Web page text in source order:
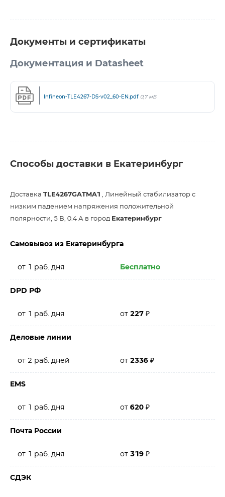
Документы и сертификаты
Документация и Datasheet
Infineon-TLE4267-DS-v02_60-EN.pdf 0,7 мБ
Способы доставки в Екатеринбург
Доставка TLE4267GATMA1 , Линейный стабилизатор с
низким падением напряжения положительной
полярности, 5 В, 0.4 А в город Екатеринбург
Самовывоз из Екатеринбурга
от 1 раб. дня Бесплатно
DPD РФ
от 1 раб. дня от 227 ₽
Деловые линии
от 2 раб. дней от 2336 ₽
EMS
от 1 раб. дня от 620 ₽
Почта России
от 1 раб. дня от 319 ₽
СДЭК